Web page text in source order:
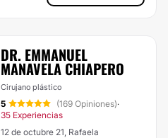
DR. EMMANUEL
MANAVELA CHIAPERO
Cirujano plástico
5 (169 Opiniones)·
35 Experiencias
12 de octubre 21, Rafaela